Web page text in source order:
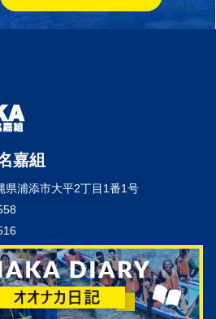
嘉組
県浦添市大平2丁目1番1号